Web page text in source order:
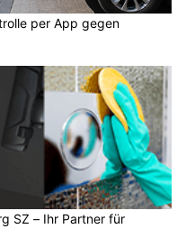
per App gegen
SZ – Ihr Partner für